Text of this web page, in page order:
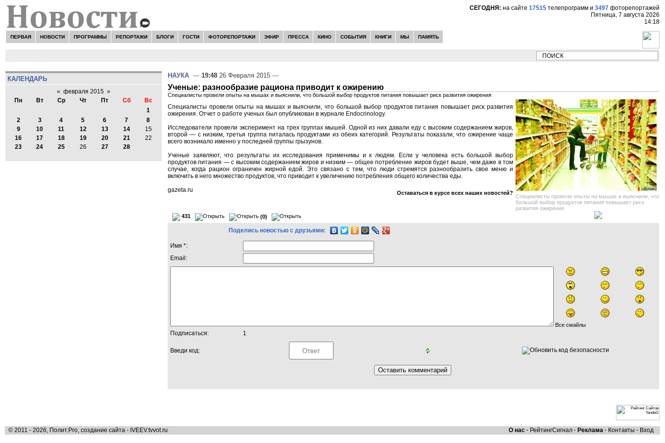
СЕГОДНЯ: на сайте 17515 телепрограмм и 3497 фоторепортажей
Пятница, 7 августа 2026
14:18
ПЕРВАЯ НОВОСТИ ПРОГРАММЫ РЕПОРТАЖИ БЛОГИ ГОСТИ ФОТОРЕПОРТАЖИ ЭФИР ПРЕССА КИНО СОБЫТИЯ КНИГИ МЫ ПАМЯТЬ
НОВОСТИ:
КАЛЕНДАРЬ
« февраля 2015 »
Пн
Вт Ср Чт Пт Сб
Вс
1
2
3 4 5 6 7
8
9
10 11 12 13 14
15
16
17 18 19 20 21
22
23
24 25 26 27 28
НАУКА — 19:48 26 Февраля 2015 —
Ученые: разнообразие рациона приводит к ожирению
Специалисты провели опыты на мышах и выяснили, что большой выбор продуктов питания повышает риск развития ожирения
Специалисты провели опыты на мышах и выяснили, что
большой выбор продуктов питания повышает риск
развития ожирения
Специалисты провели опыты на мышах и выяснили, что большой выбор продуктов питания повышает риск развития
ожирения. Отчет о работе ученых был опубликован в журнале Endocrinology.
Исследователи провели эксперимент на трех группах мышей. Одной из них давали еду с высоким содержанием жиров,
второй — с низким, третья группа питалась продуктами из обеих категорий. Результаты показали, что ожирение чаще
всего возникало именно у последней группы грызунов.
Ученые заявляют, что результаты их исследования применимы и к людям. Если у человека есть большой выбор
продуктов питания — с высоким содержанием жиров и низким — общее потребление жиров будет выше, чем даже в том
случае, когда рацион ограничен жирной едой. Это связано с тем, что люди стремятся разнообразить свое меню и
включить в него множество продуктов, что приводит к увеличению потребления общего количества еды.
gazeta.ru
Оставаться в курсе всех наших новостей?
431 (0)
Поделись новостью с друзьями:
Имя *:
Email:
Все смайлы
Подписаться: 1
Введи код:
© 2011 - 2026, Полит.Pro, создание сайта - IVEEV.tvvot.ru О нас · РейтингСигнал · Реклама · Контакты · Вход